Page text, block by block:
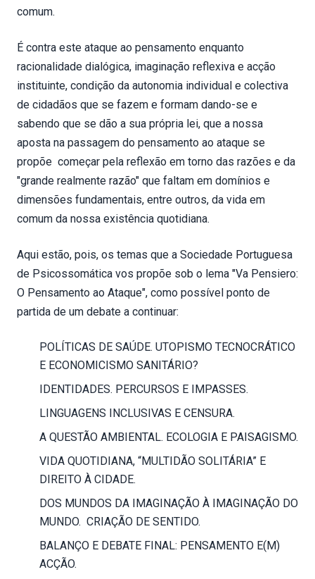
comum.
É contra este ataque ao pensamento enquanto
racionalidade dialógica, imaginação reflexiva e acção
instituinte, condição da autonomia individual e colectiva
de cidadãos que se fazem e formam dando-se e
sabendo que se dão a sua própria lei, que a nossa
aposta na passagem do pensamento ao ataque se
propõe começar pela reflexão em torno das razões e da
"grande realmente razão" que faltam em domínios e
dimensões fundamentais, entre outros, da vida em
comum da nossa existência quotidiana.
Aqui estão, pois, os temas que a Sociedade Portuguesa
de Psicossomática vos propõe sob o lema "Va Pensiero:
O Pensamento ao Ataque", como possível ponto de
partida de um debate a continuar:
POLÍTICAS DE SAÚDE. UTOPISMO TECNOCRÁTICO
E ECONOMICISMO SANITÁRIO?
IDENTIDADES. PERCURSOS E IMPASSES.
LINGUAGENS INCLUSIVAS E CENSURA.
A QUESTÃO AMBIENTAL. ECOLOGIA E PAISAGISMO.
VIDA QUOTIDIANA, “MULTIDÃO SOLITÁRIA” E
DIREITO À CIDADE.
DOS MUNDOS DA IMAGINAÇÃO À IMAGINAÇÃO DO
MUNDO. CRIAÇÃO DE SENTIDO.
BALANÇO E DEBATE FINAL: PENSAMENTO E(M)
ACÇÃO.